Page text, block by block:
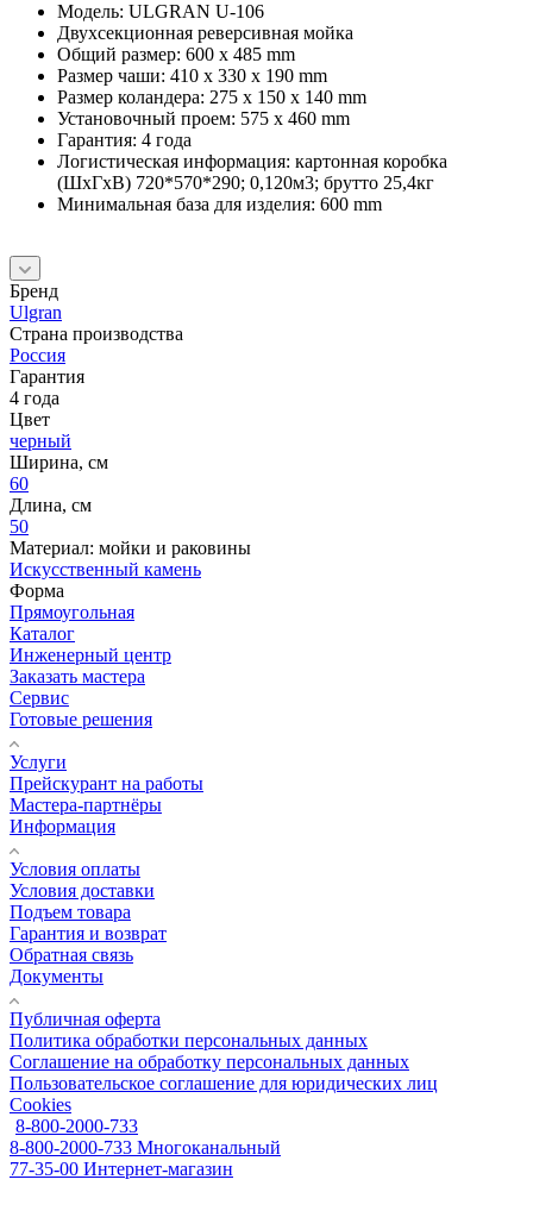
Модель: ULGRAN U-106
Двухсекционная реверсивная мойка
Общий размер: 600 х 485 mm
Размер чаши: 410 х 330 х 190 mm
Размер коландера: 275 х 150 х 140 mm
Установочный проем: 575 х 460 mm
Гарантия: 4 года
Логистическая информация: картонная коробка
(ШхГхВ) 720*570*290; 0,120м3; брутто 25,4кг
Минимальная база для изделия: 600 mm
Бренд
Ulgran
Страна производства
Россия
Гарантия
4 года
Цвет
черный
Ширина, см
60
Длина, см
50
Материал: мойки и раковины
Искусственный камень
Форма
Прямоугольная
Каталог
Инженерный центр
Заказать мастера
Сервис
Готовые решения
Услуги
Прейскурант на работы
Мастера-партнёры
Информация
Условия оплаты
Условия доставки
Подъем товара
Гарантия и возврат
Обратная связь
Документы
Публичная оферта
Политика обработки персональных данных
Соглашение на обработку персональных данных
Пользовательское соглашение для юридических лиц
Cookies
8-800-2000-733
8-800-2000-733 Многоканальный
77-35-00 Интернет-магазин